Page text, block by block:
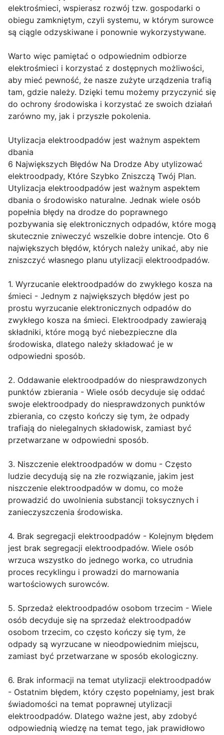
elektrośmieci, wspierasz rozwój tzw. gospodarki o
obiegu zamkniętym, czyli systemu, w którym surowce
są ciągle odzyskiwane i ponownie wykorzystywane.
Warto więc pamiętać o odpowiednim odbiorze
elektrośmieci i korzystać z dostępnych możliwości,
aby mieć pewność, że nasze zużyte urządzenia trafią
tam, gdzie należy. Dzięki temu możemy przyczynić się
do ochrony środowiska i korzystać ze swoich działań
zarówno my, jak i przyszłe pokolenia.
Utylizacja elektroodpadów jest ważnym aspektem
dbania
6 Największych Błędów Na Drodze Aby utylizować
elektroodpady, Które Szybko Zniszczą Twój Plan.
Utylizacja elektroodpadów jest ważnym aspektem
dbania o środowisko naturalne. Jednak wiele osób
popełnia błędy na drodze do poprawnego
pozbywania się elektronicznych odpadów, które mogą
skutecznie zniweczyć wszelkie dobre intencje. Oto 6
największych błędów, których należy unikać, aby nie
zniszczyć własnego planu utylizacji elektroodpadów.
1. Wyrzucanie elektroodpadów do zwykłego kosza na
śmieci - Jednym z największych błędów jest po
prostu wyrzucanie elektronicznych odpadów do
zwykłego kosza na śmieci. Elektroodpady zawierają
składniki, które mogą być niebezpieczne dla
środowiska, dlatego należy składować je w
odpowiedni sposób.
2. Oddawanie elektroodpadów do niesprawdzonych
punktów zbierania - Wiele osób decyduje się oddać
swoje elektroodpady do niesprawdzonych punktów
zbierania, co często kończy się tym, że odpady
trafiają do nielegalnych składowisk, zamiast być
przetwarzane w odpowiedni sposób.
3. Niszczenie elektroodpadów w domu - Często
ludzie decydują się na złe rozwiązanie, jakim jest
niszczenie elektroodpadów w domu, co może
prowadzić do uwolnienia substancji toksycznych i
zanieczyszczenia środowiska.
4. Brak segregacji elektroodpadów - Kolejnym błędem
jest brak segregacji elektroodpadów. Wiele osób
wrzuca wszystko do jednego worka, co utrudnia
proces recyklingu i prowadzi do marnowania
wartościowych surowców.
5. Sprzedaż elektroodpadów osobom trzecim - Wiele
osób decyduje się na sprzedaż elektroodpadów
osobom trzecim, co często kończy się tym, że
odpady są wyrzucane w nieodpowiednim miejscu,
zamiast być przetwarzane w sposób ekologiczny.
6. Brak informacji na temat utylizacji elektroodpadów
- Ostatnim błędem, który często popełniamy, jest brak
świadomości na temat poprawnej utylizacji
elektroodpadów. Dlatego ważne jest, aby zdobyć
odpowiednią wiedzę na temat tego, jak prawidłowo